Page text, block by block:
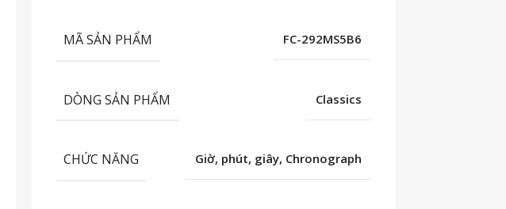
MÃ SẢN PHẨM FC-292MS5B6
DÒNG SẢN PHẨM Classics
CHỨC NĂNG Giờ, phút, giây, Chronograph